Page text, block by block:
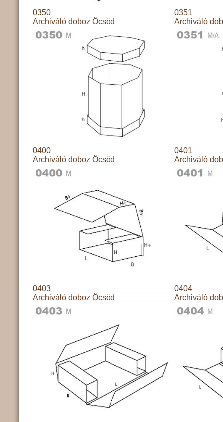
0350
Archiváló doboz Öcsöd
0351
Archiváló
0400
Archiváló doboz Öcsöd
0401
Archiváló
0403
Archiváló doboz Öcsöd
0404
Archiváló